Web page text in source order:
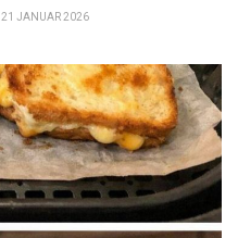
21 JANUAR 2026